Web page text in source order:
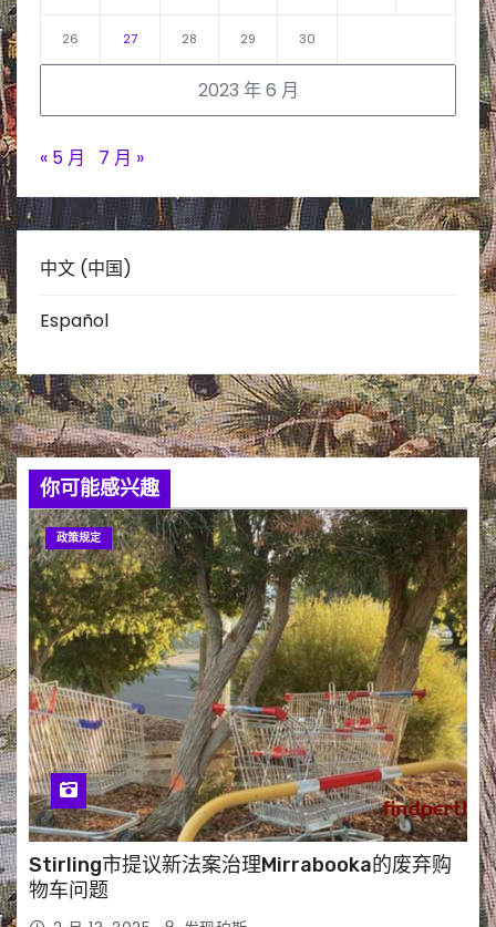
2023 年 6 月
26 27 28 29 30
« 5 月 7 月 »
中文 (中国)
Español
你可能感兴趣
政策规定
Stirling市提议新法案治理Mirrabooka的废弃购
物车问题